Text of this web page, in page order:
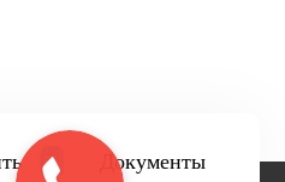
Документы